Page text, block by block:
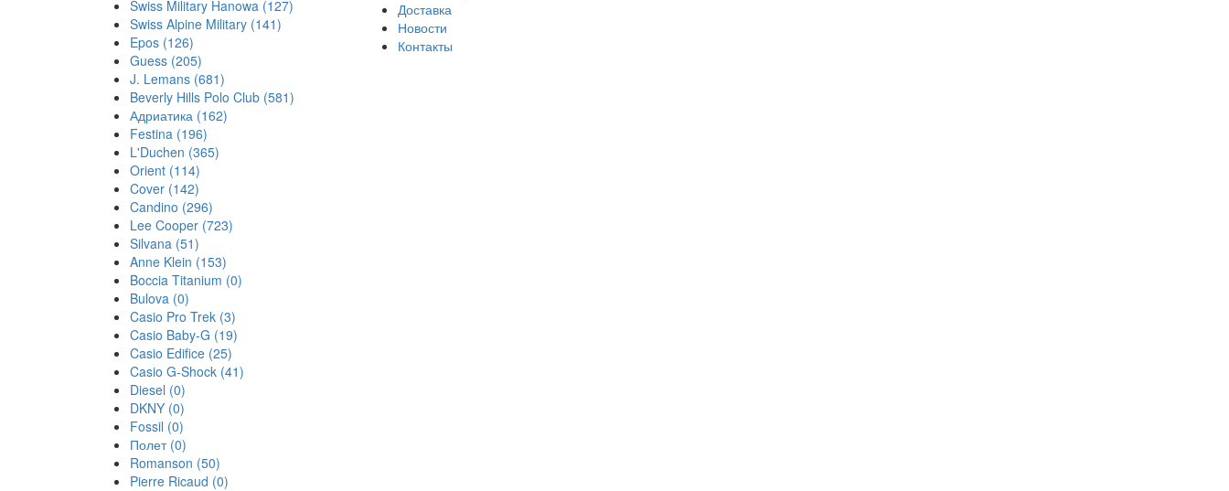
Swiss Military Hanowa (127)
Swiss Alpine Military (141)
Epos (126)
Guess (205)
J. Lemans (681)
Beverly Hills Polo Club (581)
Адриатика (162)
Festina (196)
L'Duchen (365)
Orient (114)
Cover (142)
Candino (296)
Lee Cooper (723)
Silvana (51)
Anne Klein (153)
Boccia Titanium (0)
Bulova (0)
Casio Pro Trek (3)
Casio Baby-G (19)
Casio Edifice (25)
Casio G-Shock (41)
Diesel (0)
DKNY (0)
Fossil (0)
Полет (0)
Romanson (50)
Pierre Ricaud (0)
Доставка
Новости
Контакты